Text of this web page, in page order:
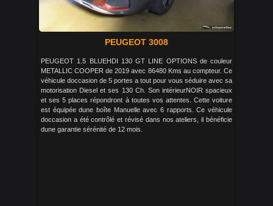
PEUGEOT 3008
PEUGEOT 1.5 BLUEHDI 130 GT LINE OPTIONS de couleur
METALLIC COOPER de 2019 avec 86480 Kms au compteur. Ce
véhicule doccasion de 5 portes a tout pour vous séduire avec sa
motorisation Diesel et ses 130 Ch. Son intérieurNOIR spacieux
et ses 5 places répondront à toutes vos attentes. Cette voiture
est équipée dune boîte Manuelle avec 6 rapports. Ce véhicule
doccasion a été contrôlé et révisé dans nos ateliers, il bénéficie
dune garantie sérénité de 12 mois.